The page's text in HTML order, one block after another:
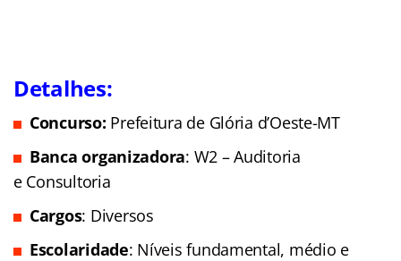
Detalhes:
Concurso: Prefeitura de Glória d’Oeste-MT
Banca organizadora: W2 – Auditoria
e Consultoria
Cargos: Diversos
Escolaridade: Níveis fundamental, médio e